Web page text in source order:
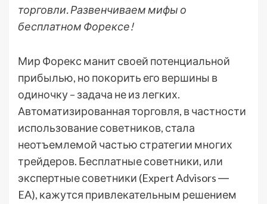
торговли. Развенчиваем мифы о
бесплатном Форексе!
Мир Форекс манит своей потенциальной
прибылью, но покорить его вершины в
одиночку – задача не из легких.
Автоматизированная торговля, в частности
использование советников, стала
неотъемлемой частью стратегии многих
трейдеров. Бесплатные советники, или
экспертные советники (Expert Advisors ―
EA), кажутся привлекательным решением